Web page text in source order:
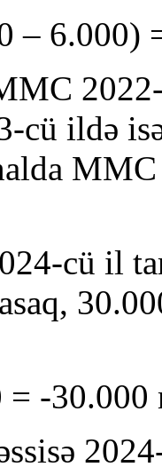
– 6.000)
cü ildə
cü il
-30.000